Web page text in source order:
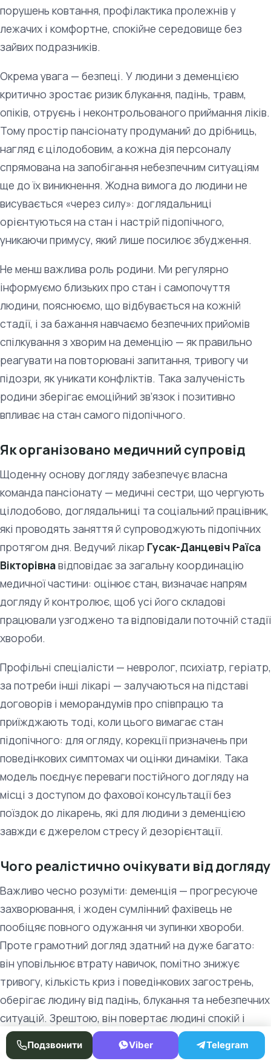
порушень ковтання, профілактика пролежнів у
лежачих і комфортне, спокійне середовище без
зайвих подразників.
Окрема увага — безпеці. У людини з деменцією
критично зростає ризик блукання, падінь, травм,
опіків, отруєнь і неконтрольованого приймання ліків.
Тому простір пансіонату продуманий до дрібниць,
нагляд є цілодобовим, а кожна дія персоналу
спрямована на запобігання небезпечним ситуаціям
ще до їх виникнення. Жодна вимога до людини не
висувається «через силу»: доглядальниці
орієнтуються на стан і настрій підопічного,
уникаючи примусу, який лише посилює збудження.
Не менш важлива роль родини. Ми регулярно
інформуємо близьких про стан і самопочуття
людини, пояснюємо, що відбувається на кожній
стадії, і за бажання навчаємо безпечних прийомів
спілкування з хворим на деменцію — як правильно
реагувати на повторювані запитання, тривогу чи
підозри, як уникати конфліктів. Така залученість
родини зберігає емоційний зв’язок і позитивно
впливає на стан самого підопічного.
Як організовано медичний супровід
Щоденну основу догляду забезпечує власна
команда пансіонату — медичні сестри, що чергують
цілодобово, доглядальниці та соціальний працівник,
які проводять заняття й супроводжують підопічних
протягом дня. Ведучий лікар Гусак-Данцевіч Раїса
Вікторівнавідповідає за загальну координацію
медичної частини: оцінює стан, визначає напрям
догляду й контролює, щоб усі його складові
працювали узгоджено та відповідали поточній стадії
хвороби.
Профільні спеціалісти — невролог, психіатр, геріатр,
за потреби інші лікарі — залучаються на підставі
договорів і меморандумів про співпрацю та
приїжджають тоді, коли цього вимагає стан
підопічного: для огляду, корекції призначень при
поведінкових симптомах чи оцінки динаміки. Така
модель поєднує переваги постійного догляду на
місці з доступом до фахової консультації без
поїздок до лікарень, які для людини з деменцією
завжди є джерелом стресу й дезорієнтації.
Чого реалістично очікувати від догляду
Важливо чесно розуміти: деменція — прогресуюче
захворювання, і жоден сумлінний фахівець не
пообіцяє повного одужання чи зупинки хвороби.
Проте грамотний догляд здатний на дуже багато:
він уповільнює втрату навичок, помітно знижує
тривогу, кількість криз і поведінкових загострень,
оберігає людину від падінь, блукання та небезпечних
ситуацій. Зрештою, він повертає людині спокій і
відчуття безпеки, а її якість життя — на максимально
можливому для поточної стадії рівні.
Подзвонити Viber Telegram